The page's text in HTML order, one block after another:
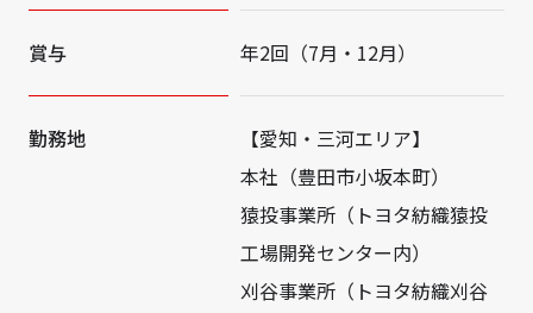
賞与 年2回（7月・12月）
勤務地
【愛知・三河エリア】
本社（豊田市小坂本町）
猿投事業所（トヨタ紡織猿投
工場開発センター内）
刈谷事業所（トヨタ紡織刈谷